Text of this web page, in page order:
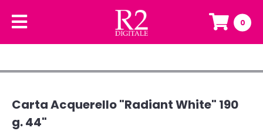
0
Carta Acquerello "Radiant White" 190
g. 44"